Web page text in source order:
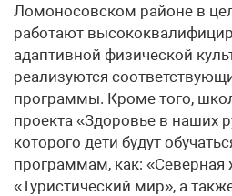
Ломоносовском районе в
работают
адаптивной физической
реализуются
программы. Кроме того,
проекта «Здоровье в наших
которого дети будут
программам, как: «Северная
«Туристический мир», а